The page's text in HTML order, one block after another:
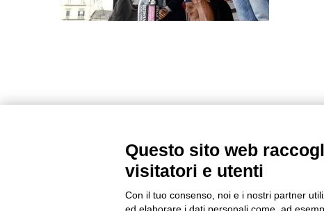
Questo sito web
visitatori e utenti
Con il tuo consenso, noi e i nostri partner